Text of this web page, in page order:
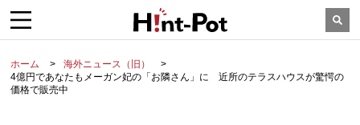
ホーム
海外ニュース（旧）
4億円であなたもメーガン妃の「お隣さん」に 近所のテラスハウスが驚愕の
価格で販売中